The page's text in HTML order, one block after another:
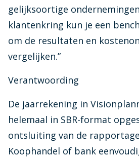
gelijksoortige
klantenkring kun je een
om de resultaten en
vergelijken.”
Verantwoording
De jaarrekening in
helemaal in SBR-format
ontsluiting van de
Koophandel of bank